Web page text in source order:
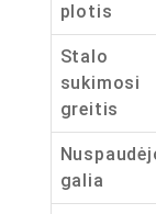
plotis
Stalo
sukimosi
greitis
galia